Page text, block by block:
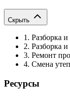
Скрыть
1. Разборка
2. Разборка
3. Ремонт
4. Смена
Ресурсы